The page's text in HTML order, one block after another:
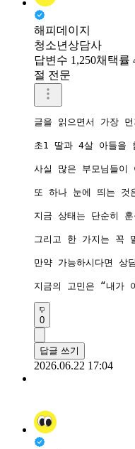
해피데이지
청소년상담사
답변수 1,250채택률
절 전문
글을 읽으면서 가장
초1 딸과 4살 아들을
사실 많은 부모님들
또 하나 눈에 띄는 것
지금 상태는 단순히
그리고 한 가지는 꼭
만약 가능하시다면 상
지금의 고민은 “내가
0
답글 쓰기
2026.06.22 17:04